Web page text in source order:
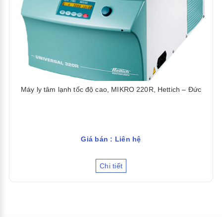
Máy ly tâm lạnh tốc độ cao, MIKRO 220R, Hettich – Đức
Giá bán : Liên hệ
Chi tiết